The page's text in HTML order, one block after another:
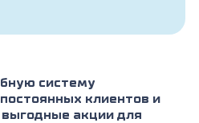
систему
клиентов и
акции для